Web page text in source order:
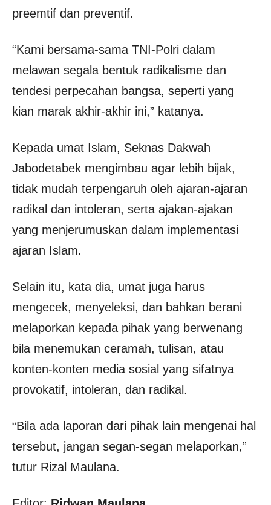
preemtif dan preventif.
“Kami bersama-sama TNI-Polri dalam
melawan segala bentuk radikalisme dan
tendesi perpecahan bangsa, seperti yang
kian marak akhir-akhir ini,” katanya.
Kepada umat Islam, Seknas Dakwah
Jabodetabek mengimbau agar lebih bijak,
tidak mudah terpengaruh oleh ajaran-ajaran
radikal dan intoleran, serta ajakan-ajakan
yang menjerumuskan dalam implementasi
ajaran Islam.
Selain itu, kata dia, umat juga harus
mengecek, menyeleksi, dan bahkan berani
melaporkan kepada pihak yang berwenang
bila menemukan ceramah, tulisan, atau
konten-konten media sosial yang sifatnya
provokatif, intoleran, dan radikal.
“Bila ada laporan dari pihak lain mengenai hal
tersebut, jangan segan-segan melaporkan,”
tutur Rizal Maulana.